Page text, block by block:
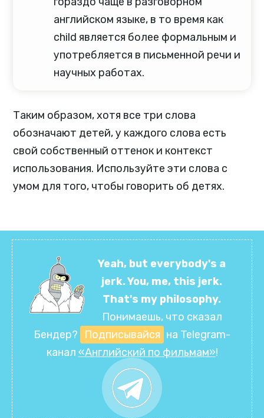
английском языке, в то время как
child является более формальным и
употребляется в письменной речи и
научных работах.
Таким образом, хотя все три слова
обозначают детей, у каждого слова есть
свой собственный оттенок и контекст
использования. Используйте эти слова с
умом для того, чтобы говорить об детях.
Yeah, but everybody's a
jerk. You, me, this jerk.
That's my philosophy.
Понимаешь, что сказал
Бендер?
Подписывайся на Telegram-
канал «Английский по фильмам»!